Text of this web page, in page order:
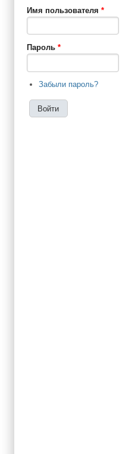
Имя пользователя *
Пароль *
Забыли пароль?